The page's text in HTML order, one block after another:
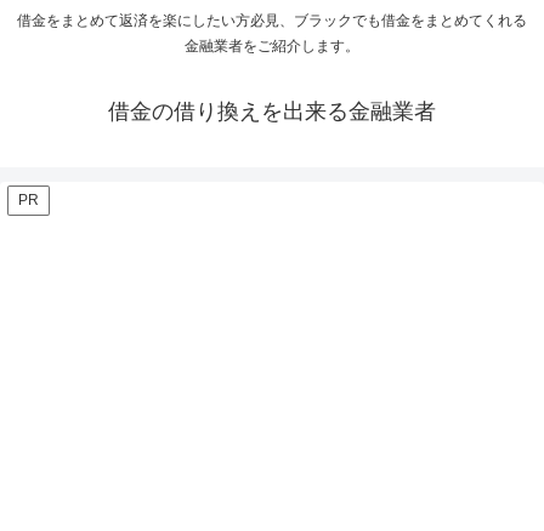
借金をまとめて返済を楽にしたい方必見、ブラックでも借金をまとめてくれる
金融業者をご紹介します。
借金の借り換えを出来る金融業者
PR